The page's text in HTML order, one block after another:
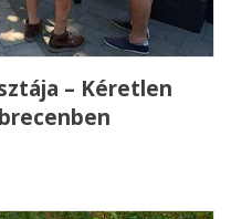
– Kéretlen